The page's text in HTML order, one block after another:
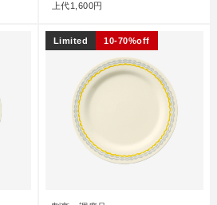
上代1,600円
Limited 10-70%off